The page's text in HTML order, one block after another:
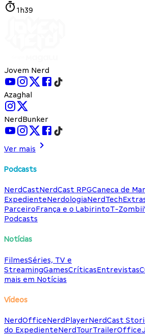
1h39
Jovem Nerd
Azaghal
NerdBunker
Ver mais
Podcasts
NerdCastNerdCast RPGCaneca de
ExpedienteNerdologiaNerdTech
ParceiroFrança e o LabirintoT-Zombii
Podcasts
Notícias
FilmesSéries, TV e
StreamingGamesCríticasEntrevistas
mais em Notícias
Vídeos
NerdOfficeNerdPlayerNerdCast
do ExpedienteNerdTourTrailerOffice